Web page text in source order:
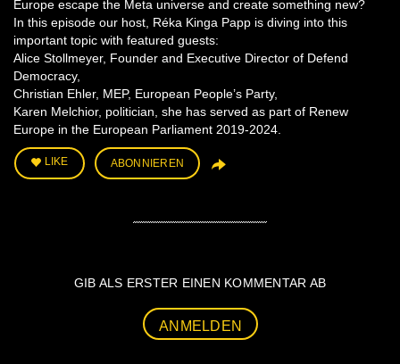
Europe escape the Meta universe and create something new?
In this episode our host, Réka Kinga Papp is diving into this
important topic with featured guests:
Alice Stollmeyer, Founder and Executive Director of Defend
Democracy,
Christian Ehler, MEP, European People’s Party,
Karen Melchior, politician, she has served as part of Renew
Europe in the European Parliament 2019-2024.
LIKE ABONNIEREN
GIB ALS ERSTER EINEN KOMMENTAR AB
ANMELDEN